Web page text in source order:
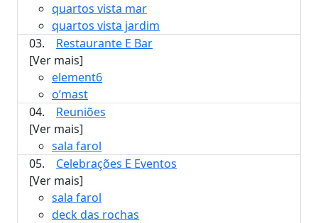
quartos vista mar
quartos vista jardim
03.
Restaurante E Bar
[Ver mais]
element6
o’mast
04.
Reuniões
[Ver mais]
sala farol
05.
Celebrações E Eventos
[Ver mais]
sala farol
deck das rochas